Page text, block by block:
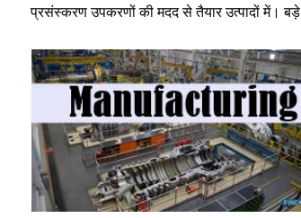
प्रसंस्करण उपकरणों की मदद से तैयार उत्पादों में। बड़े